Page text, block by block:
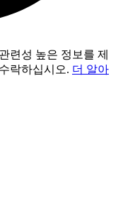
련성 높은 정보를 제
락하십시오. 더 알아